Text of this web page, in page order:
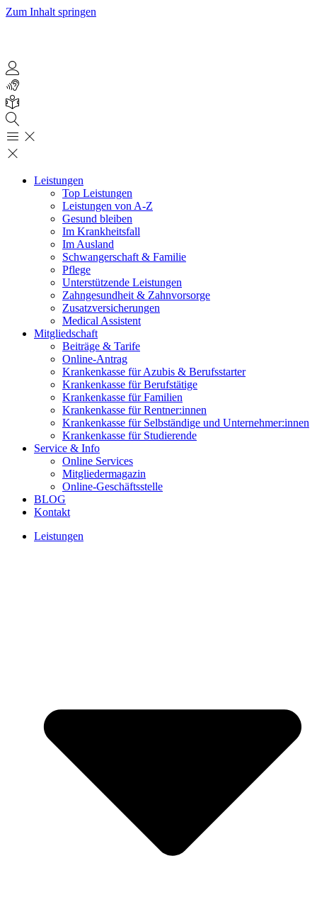
Zum Inhalt springen
Leistungen
Top Leistungen
Leistungen von A-Z
Gesund bleiben
Im Krankheitsfall
Im Ausland
Schwangerschaft & Familie
Pflege
Unterstützende Leistungen
Zahngesundheit & Zahnvorsorge
Zusatzversicherungen
Medical Assistent
Mitgliedschaft
Beiträge & Tarife
Online-Antrag
Krankenkasse für Azubis & Berufsstarter
Krankenkasse für Berufstätige
Krankenkasse für Familien
Krankenkasse für Rentner:innen
Krankenkasse für Selbständige und Unternehmer:innen
Krankenkasse für Studierende
Service & Info
Online Services
Mitgliedermagazin
Online-Geschäftsstelle
BLOG
Kontakt
Leistungen